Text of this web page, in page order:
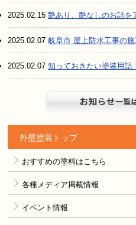
2025.02.15艶あり、艶なしのお話を
2025.02.07岐阜市 屋上防水工事の
2025.02.07知っておきたい塗装用語
外壁塗装トップ
おすすめの塗料はこちら
各種メディア掲載情報
イベント情報